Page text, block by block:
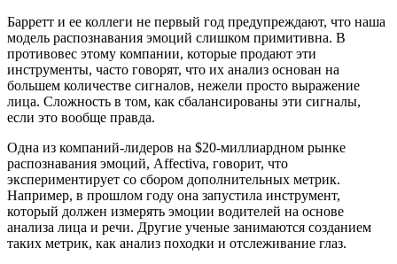
Барретт и ее коллеги не первый год предупреждают, что наша
модель распознавания эмоций слишком примитивна. В
противовес этому компании, которые продают эти
инструменты, часто говорят, что их анализ основан на
большем количестве сигналов, нежели просто выражение
лица. Сложность в том, как сбалансированы эти сигналы,
если это вообще правда.
Одна из компаний-лидеров на $20-миллиардном рынке
распознавания эмоций, Affectiva, говорит, что
экспериментирует со сбором дополнительных метрик.
Например, в прошлом году она запустила инструмент,
который должен измерять эмоции водителей на основе
анализа лица и речи. Другие ученые занимаются созданием
таких метрик, как анализ походки и отслеживание глаз.